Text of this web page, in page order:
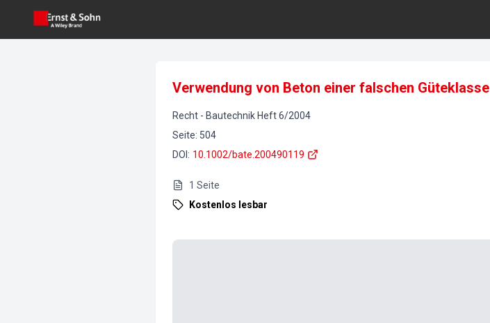
Verwendung von Beton einer falschen Güteklasse
Recht - Bautechnik Heft6/2004
Seite: 504
DOI : 10.1002/bate.200490119
1 Seite
Kostenlos lesbar